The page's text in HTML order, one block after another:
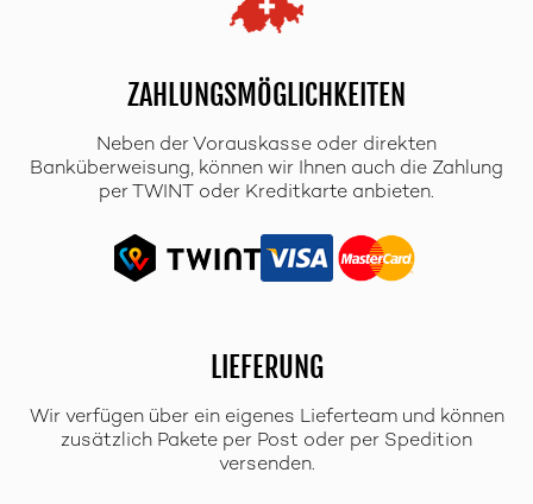
ZAHLUNGSMÖGLICHKEITEN
Neben der Vorauskasse oder direkten
Banküberweisung, können wir Ihnen auch die Zahlung
per TWINT oder Kreditkarte anbieten.
LIEFERUNG
Wir verfügen über ein eigenes Lieferteam und können
zusätzlich Pakete per Post oder per Spedition
versenden.